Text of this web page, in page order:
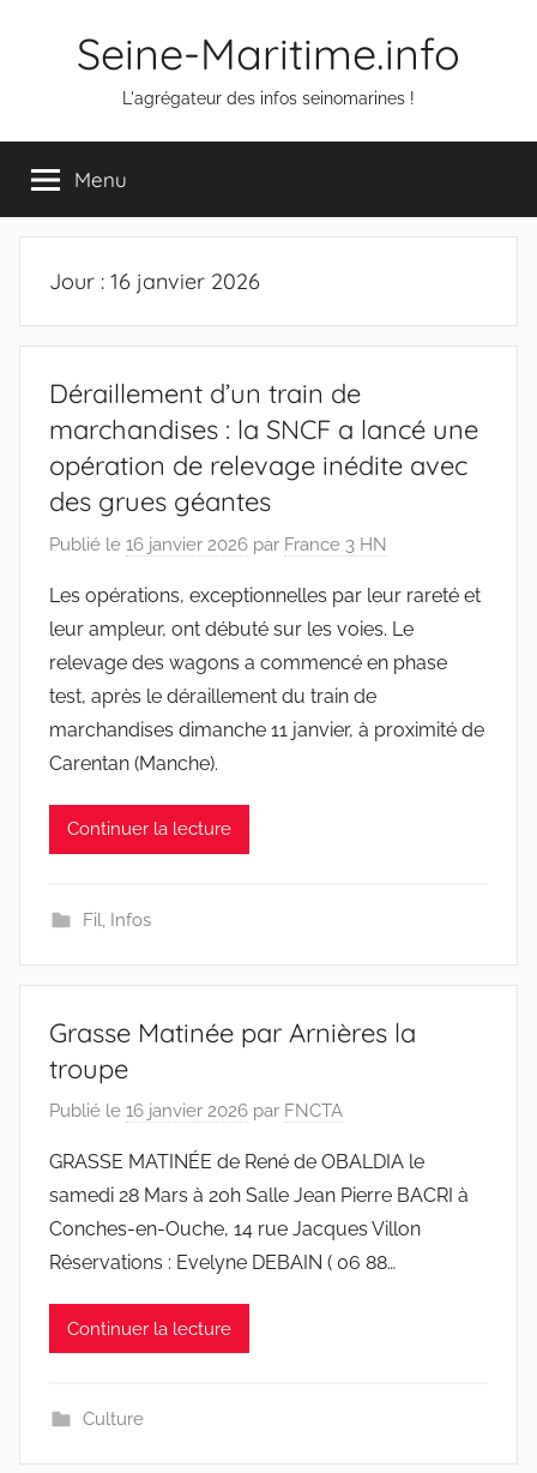
Seine-Maritime.info
L'agrégateur des infos seinomarines !
Menu
Jour : 16 janvier 2026
Déraillement d’un train de
marchandises : la SNCF a lancé une
opération de relevage inédite avec
des grues géantes
Publié le 16 janvier 2026 par France 3 HN
Les opérations, exceptionnelles par leur rareté et
leur ampleur, ont débuté sur les voies. Le
relevage des wagons a commencé en phase
test, après le déraillement du train de
marchandises dimanche 11 janvier, à proximité de
Carentan (Manche).
Continuer la lecture
Fil Infos
Grasse Matinée par Arnières la
troupe
Publié le 16 janvier 2026 par FNCTA
GRASSE MATINÉE de René de OBALDIA le
samedi 28 Mars à 20h Salle Jean Pierre BACRI à
Conches-en-Ouche, 14 rue Jacques Villon
Réservations : Evelyne DEBAIN ( 06 88…
Continuer la lecture
Culture